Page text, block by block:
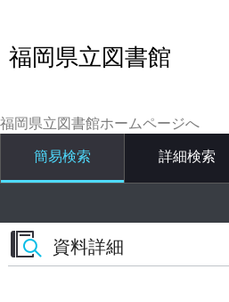
福岡県立図書館
福岡県立図書館ホームページへ
簡易検索 詳細検索
資料詳細